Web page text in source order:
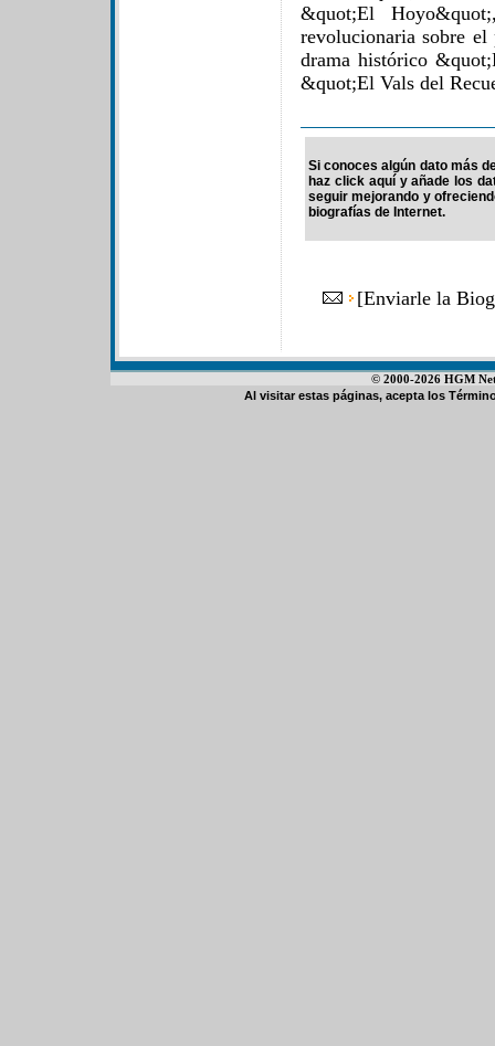
&quot;El
revolucionaria sobre
drama histórico
&quot;El Vals del
Si conoces algún dato más
haz click aquí y añade los
seguir mejorando y
biografías de Internet.
[Enviarle la
© 2000-2026 HGM
Al visitar estas páginas, acepta los